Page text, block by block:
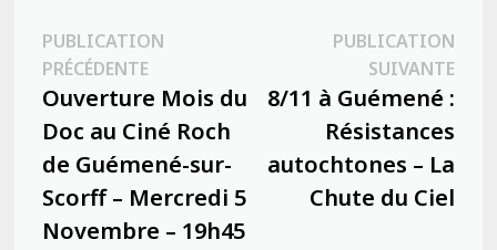
Navigation
de
l’article
PUBLICATION
PRÉCÉDENTEPublication
précédente :
Ouverture Mois du
Doc au Ciné Roch
de Guémené-sur-
Scorff – Mercredi 5
Novembre – 19h45
PUBLICATION
SUIVANTE
8/11 à Guémené :
Résistances
autochtones – La
Chute du Ciel